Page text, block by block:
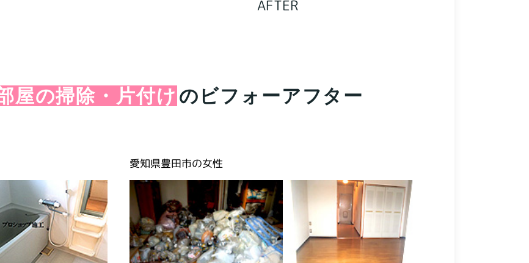
AFTER
屋の掃除・片付け のビフォーアフター
愛知県豊田市の女性